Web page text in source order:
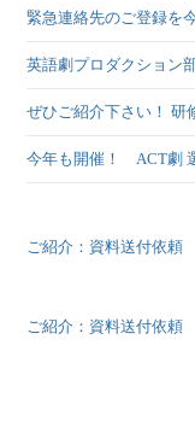
緊急連絡先のご登録を
英語劇プロダクション
ぜひご紹介下さい！
今年も開催！ ACT劇
ご紹介：資料送付依頼
ご紹介：資料送付依頼